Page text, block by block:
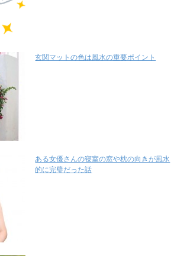
玄関マットの色は風水の重要ポイント
ある女優さんの寝室の窓や枕の向きが風水
的に完璧だった話